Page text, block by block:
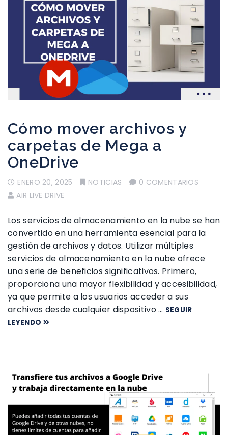
Cómo mover archivos y
carpetas de Mega a
OneDrive
ENERO 20, 2025 NOTICIAS
0 COMENTARIOS
AIR LIVE DRIVE
Los servicios de almacenamiento en la nube se han
convertido en una herramienta esencial para la
gestión de archivos y datos. Utilizar múltiples
servicios de almacenamiento en la nube ofrece
una serie de beneficios significativos. Primero,
proporciona una mayor flexibilidad y accesibilidad,
ya que permite a los usuarios acceder a sus
archivos desde cualquier dispositivo … SEGUIR
LEYENDO